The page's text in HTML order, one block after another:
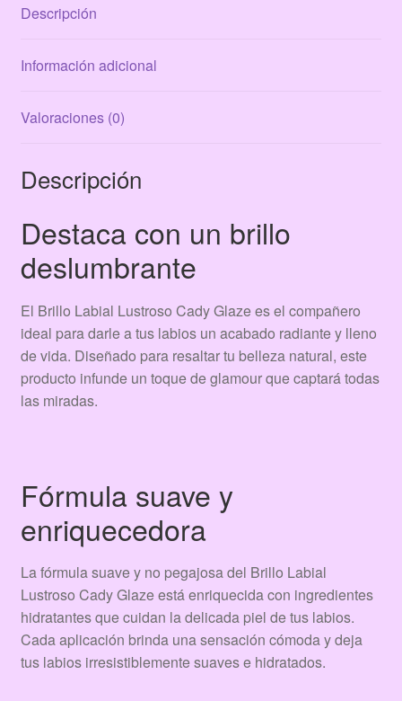
Descripción
Información adicional
Valoraciones (0)
Descripción
Destaca con un brillo
deslumbrante
El Brillo Labial Lustroso Cady Glaze es el compañero
ideal para darle a tus labios un acabado radiante y lleno
de vida. Diseñado para resaltar tu belleza natural, este
producto infunde un toque de glamour que captará todas
las miradas.
Fórmula suave y
enriquecedora
La fórmula suave y no pegajosa del Brillo Labial
Lustroso Cady Glaze está enriquecida con ingredientes
hidratantes que cuidan la delicada piel de tus labios.
Cada aplicación brinda una sensación cómoda y deja
tus labios irresistiblemente suaves e hidratados.